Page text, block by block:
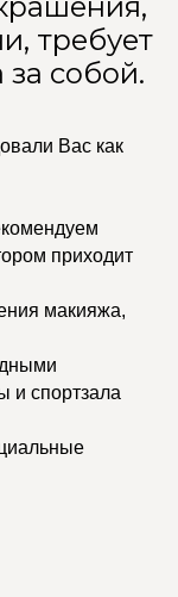
требует
собой.
Вас как
приходит
макияжа,
и спортзала